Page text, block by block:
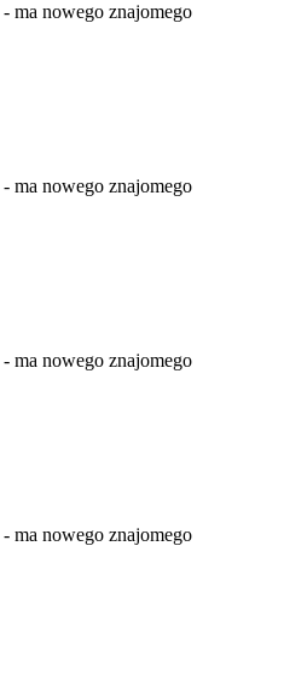
- ma nowego znajomego
- ma nowego znajomego
- ma nowego znajomego
- ma nowego znajomego